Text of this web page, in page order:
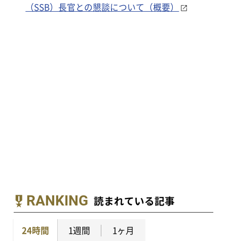
（SSB）長官との懇談について（概要）
RANKING 読まれている記事
24時間 1週間 1ヶ月